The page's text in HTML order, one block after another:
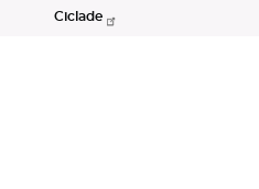
Ciclade